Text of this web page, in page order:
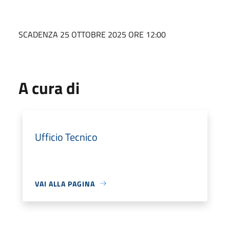
SCADENZA 25 OTTOBRE 2025 ORE 12:00
A cura di
Ufficio Tecnico
VAI ALLA PAGINA